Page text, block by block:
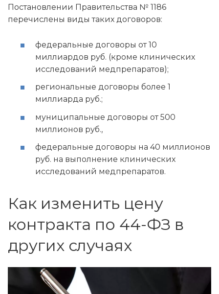
Постановлении Правительства № 1186
перечислены виды таких договоров:
федеральные договоры от 10
миллиардов руб. (кроме клинических
исследований медпрепаратов);
региональные договоры более 1
миллиарда руб.;
муниципальные договоры от 500
миллионов руб.,
федеральные договоры на 40 миллионов
руб. на выполнение клинических
исследований медпрепаратов.
Как изменить цену
контракта по 44-ФЗ в
других случаях